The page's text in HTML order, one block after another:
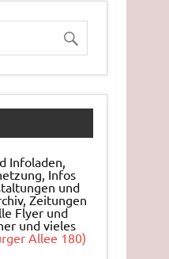
Infoladen,
Infos
und
Zei­tun­gen
Flyer und
und vieles
Allee 180)